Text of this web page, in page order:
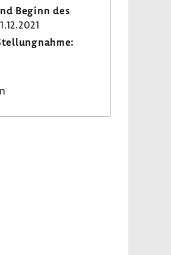
Beginn des